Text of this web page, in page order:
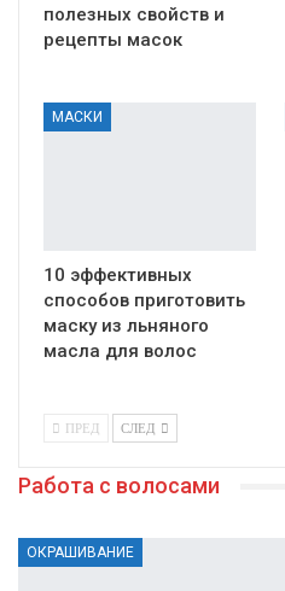
полезных свойств и
рецепты масок
МАСКИ
10 эффективных
способов приготовить
маску из льняного
масла для волос
ПРЕД СЛЕД
Работа с волосами
ОКРАШИВАНИЕ